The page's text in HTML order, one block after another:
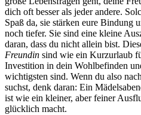
dich oft besser als jeder andere.
Spaß da, sie stärken eure Bindung
noch tiefer. Sie sind eine kleine
daran, dass du nicht allein bist.
Freundin sind wie ein Kurzurlaub
Investition in dein Wohlbefinden
wichtigsten sind. Wenn du also
suchst, denk daran: Ein
ist wie ein kleiner, aber feiner
glücklich macht.